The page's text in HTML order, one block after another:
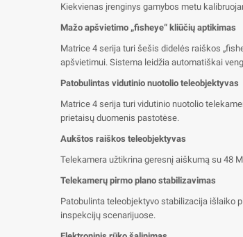
Kiekvienas įrenginys gamybos metu
Mažo apšvietimo „fisheye“ kliūčių aptikimas
Matrice 4 serija turi šešis didelės raiškos
apšvietimui. Sistema leidžia automatiškai
Patobulintas vidutinio nuotolio teleobjektyvas
Matrice 4 serija turi vidutinio nuotolio
prietaisų duomenis pastotėse.
Aukštos raiškos teleobjektyvas
Telekamera užtikrina geresnį aiškumą su 48
Telekamerų pirmo plano stabilizavimas
Patobulinta teleobjektyvo stabilizacija išlaiko
inspekcijų scenarijuose.